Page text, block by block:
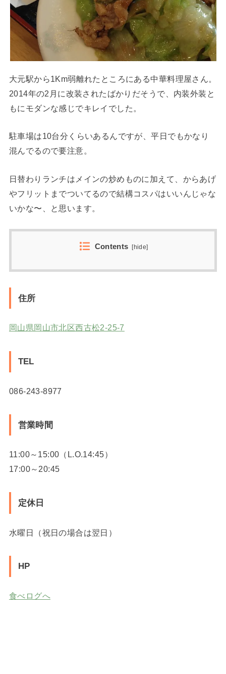
大元駅から1Km弱離れたところにある中華料理屋さん。
2014年の2月に改装されたばかりだそうで、内装外装と
もにモダンな感じでキレイでした。
駐車場は10台分くらいあるんですが、平日でもかなり
混んでるので要注意。
日替わりランチはメインの炒めものに加えて、からあげ
やフリットまでついてるので結構コスパはいいんじゃな
いかな〜、と思います。
Contents [hide]
住所
岡山県岡山市北区西古松2-25-7
TEL
086-243-8977
営業時間
11:00～15:00（L.O.14:45）
17:00～20:45
定休日
水曜日（祝日の場合は翌日）
HP
食べログへ